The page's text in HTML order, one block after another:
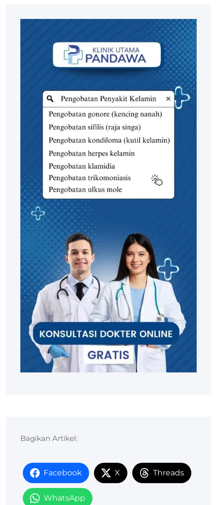
Bagikan Artikel:
Facebook X Threads
WhatsApp